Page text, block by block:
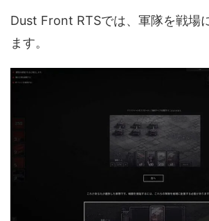
Dust Front RTSでは、軍隊を戦場
ます。